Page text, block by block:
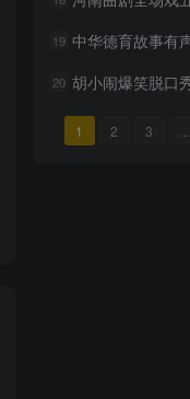
19 中华德育故事有声
20 胡小闹爆笑脱口秀:
1 2 3